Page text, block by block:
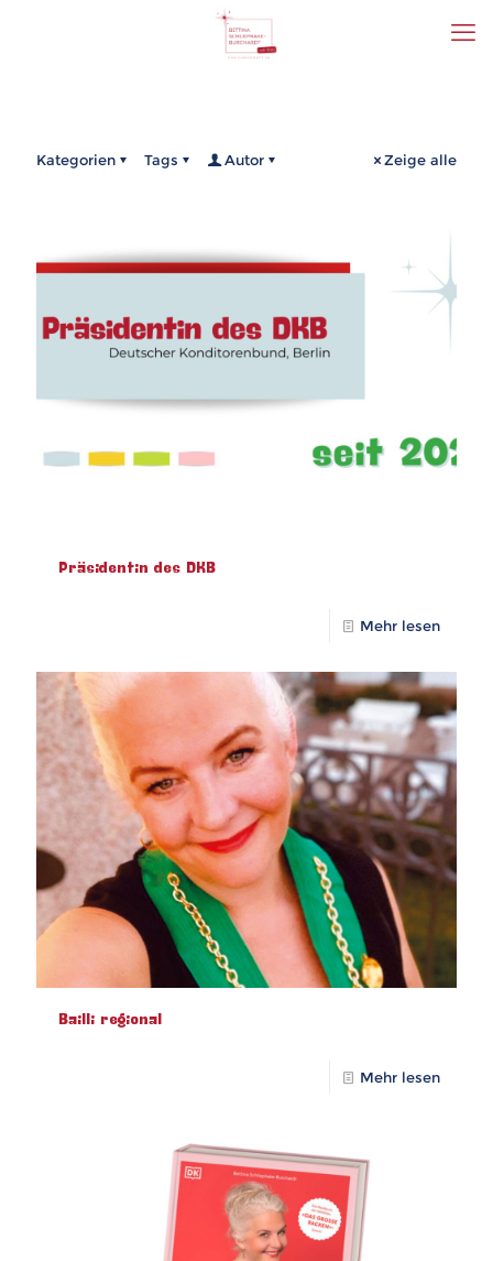
Kategorien Tags Autor Zeige alle
Präsidentin des DKB
Mehr lesen
Bailli regional
Mehr lesen